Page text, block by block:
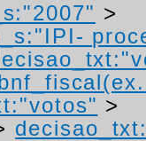
>
>